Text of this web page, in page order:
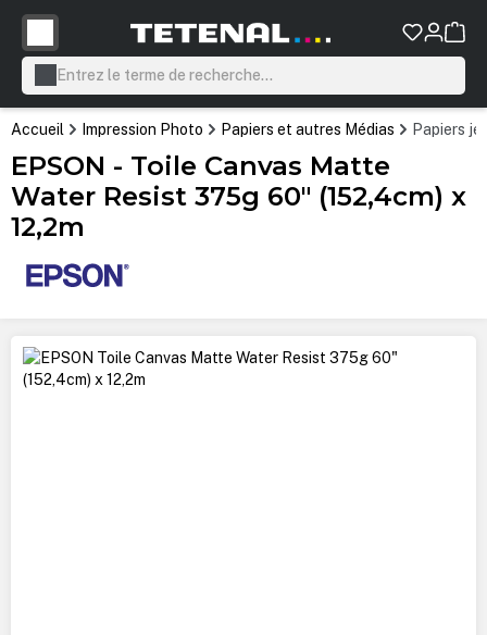
principal
Accueil Impression Photo Papiers et autres Médias Papiers
EPSON - Toile Canvas Matte
Water Resist 375g 60" (152,4cm) x
12,2m
Ignorer la galerie d'images